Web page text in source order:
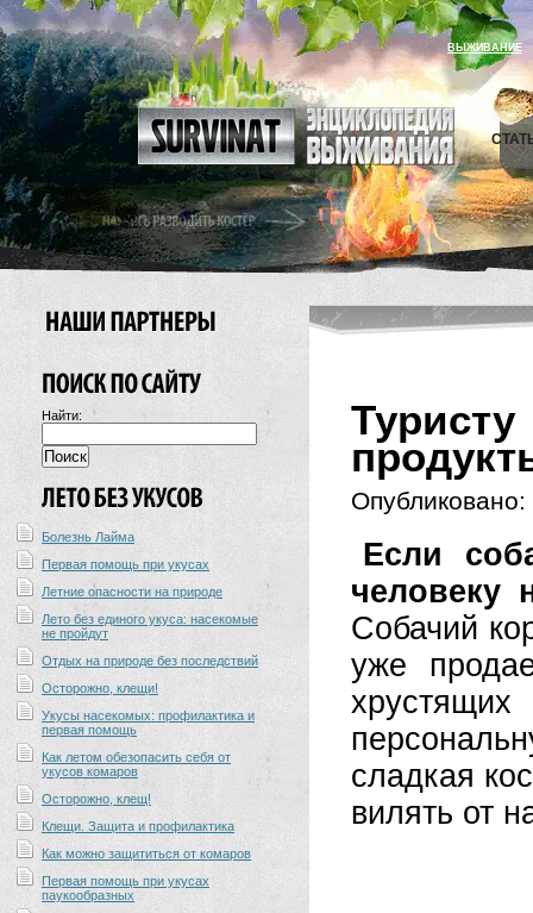
ВЫЖИВАНИЕ
Найти:
Болезнь Лайма
Первая помощь при укусах
Летние опасности на природе
Лето без единого укуса: насекомые
не пройдут
Отдых на природе без последствий
Осторожно, клещи!
Укусы насекомых: профилактика и
первая помощь
Как летом обезопасить себя от
укусов комаров
Осторожно, клещ!
Клещи. Защита и профилактика
Как можно защититься от комаров
Первая помощь при укусах
паукообразных
Опубликовано:
Если
человеку
Собачий
уже
сладкая
вилять от